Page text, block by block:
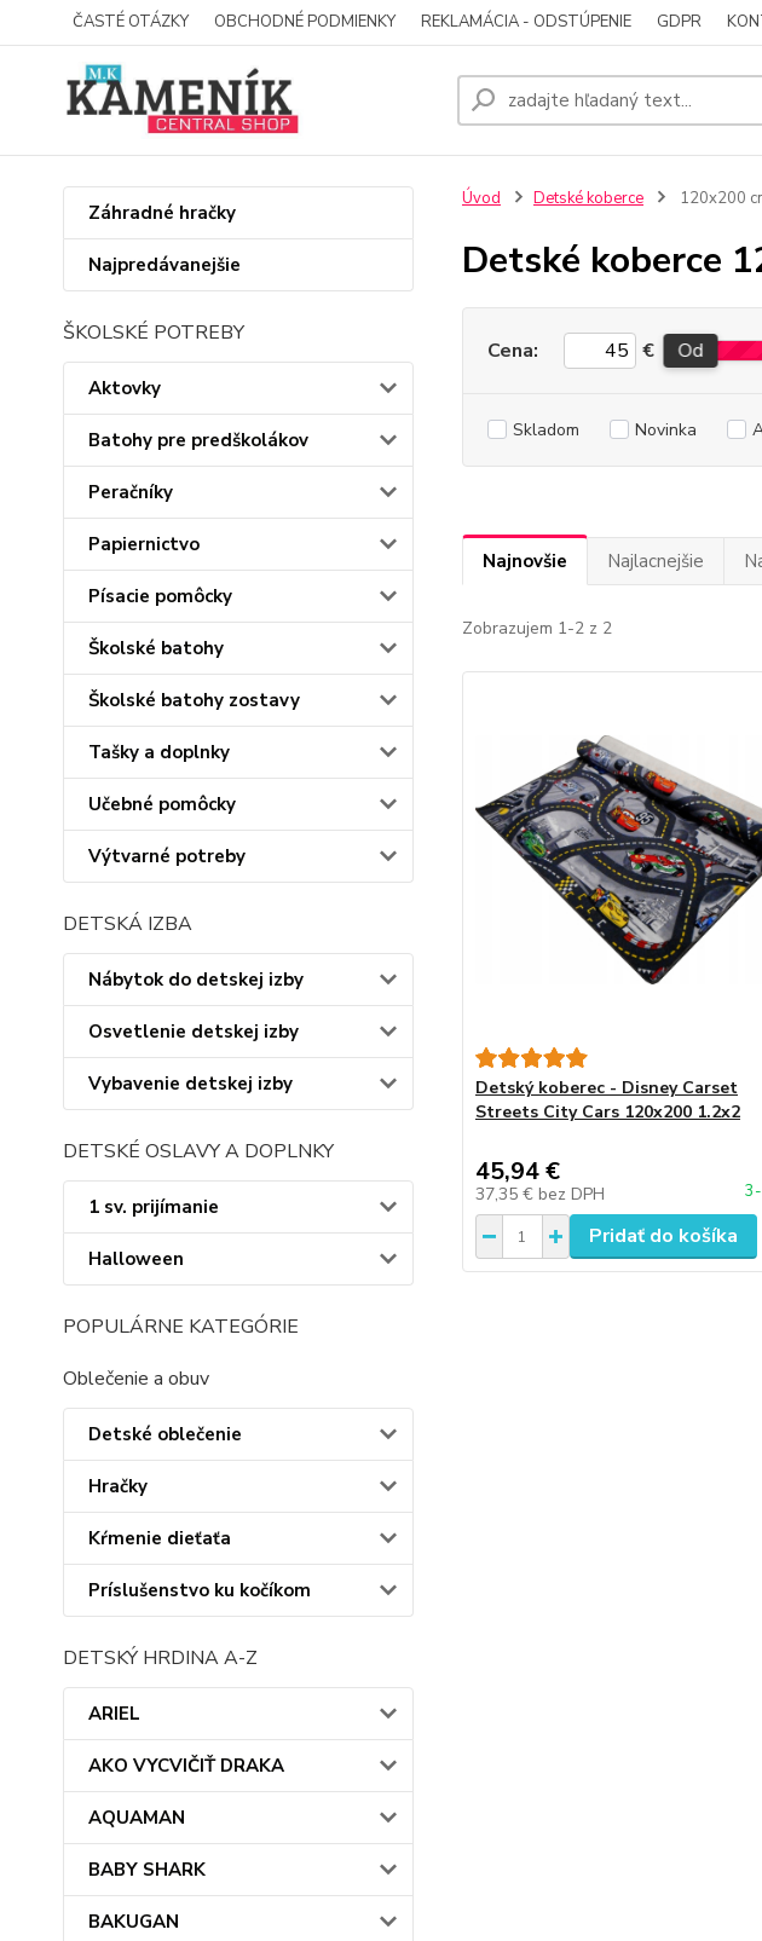
ČASTÉ OTÁZKY OBCHODNÉ PODMIENKY REKLAMÁCIA - ODSTÚPENIE GDPR
Záhradné hračky
Najpredávanejšie
ŠKOLSKÉ POTREBY
Aktovky
Batohy pre predškolákov
Peračníky
Papiernictvo
Písacie pomôcky
Školské batohy
Školské batohy zostavy
Tašky a doplnky
Učebné pomôcky
Výtvarné potreby
DETSKÁ IZBA
Nábytok do detskej izby
Osvetlenie detskej izby
Vybavenie detskej izby
DETSKÉ OSLAVY A DOPLNKY
1 sv. prijímanie
Halloween
POPULÁRNE KATEGÓRIE
Oblečenie a obuv
Detské oblečenie
Hračky
Kŕmenie dieťaťa
Príslušenstvo ku kočíkom
DETSKÝ HRDINA A-Z
ARIEL
AKO VYCVIČIŤ DRAKA
AQUAMAN
BABY SHARK
BAKUGAN
Úvod Detské koberce 120x200
Detské koberce
Cena: € Od
Skladom Novinka
Najnovšie Najlacnejšie
Zobrazujem 1-2 z 2
Detský koberec - Disney Carset
Streets City Cars 120x200 1.2x2
45,94 €
37,35 € bez DPH
Pridať do košíka